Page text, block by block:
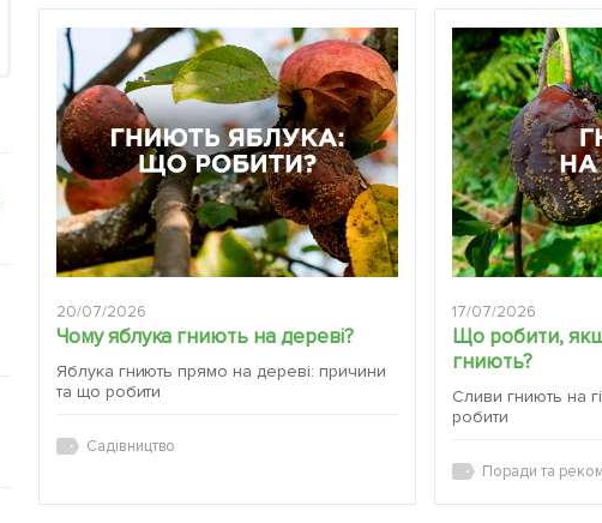
20/07/2026
Чому яблука гниють на дереві?
Яблука гниють прямо на дереві: причини
та що робити
Садівництво
17/07/2026
Що робити,
гниють?
Сливи гниють на
робити
Поради та